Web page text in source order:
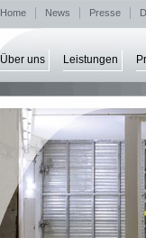
Home News Presse
Über uns Leistungen